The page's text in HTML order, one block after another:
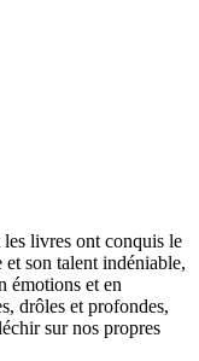
les livres ont conquis le
son talent indéniable,
émotions et en
drôles et profondes,
sur nos propres